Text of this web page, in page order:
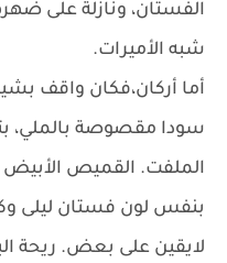
الفستان، ونازلة على
شبه الأميرات.
أما أركان،فكان واقف
سودا مقصوصة بالملي،
الملفت. القميص
بنفس لون فستان ليلى
لايقين على بعض. ريحة